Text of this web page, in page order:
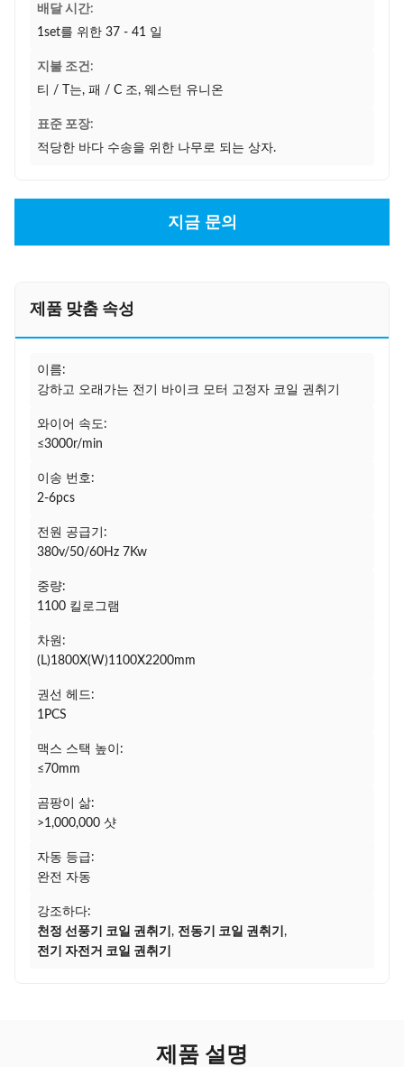
배달 시간:
1set를 위한 37 - 41 일
지불 조건:
티 / T는, 패 / C 조, 웨스턴 유니온
표준 포장:
적당한 바다 수송을 위한 나무로 되는 상자.
지금 문의
제품 맞춤 속성
이름:
강하고 오래가는 전기 바이크 모터 고정자 코일 권취기
와이어 속도:
≤3000r/min
이송 번호:
2-6pcs
전원 공급기:
380v/50/60Hz 7Kw
중량:
1100 킬로그램
차원:
(L)1800X(W)1100X2200mm
권선 헤드:
1PCS
맥스 스택 높이:
≤70mm
곰팡이 삶:
>1,000,000 샷
자동 등급:
완전 자동
강조하다:
천정 선풍기 코일 권취기 , 전동기 코일 권취기 ,
전기 자전거 코일 권취기
제품 설명